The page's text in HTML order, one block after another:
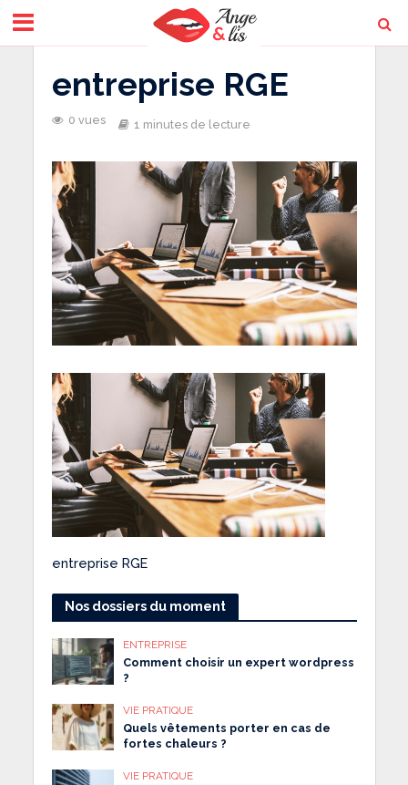
entreprise RGE
0 vues 1 minutes de lecture
entreprise RGE
Nos dossiers du moment
ENTREPRISE
Comment choisir un expert wordpress
?
VIE PRATIQUE
Quels vêtements porter en cas de
fortes chaleurs ?
VIE PRATIQUE